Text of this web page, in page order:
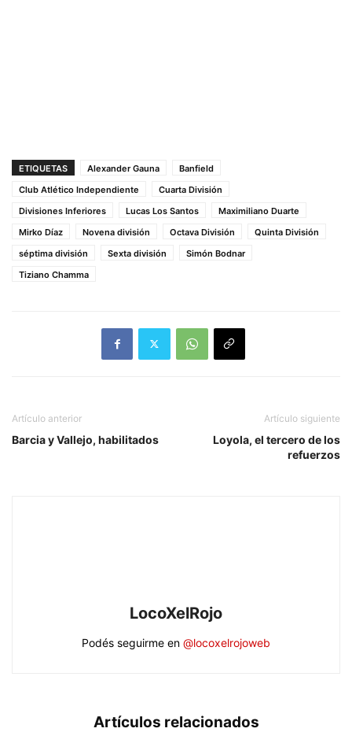
ETIQUETAS Alexander Gauna
Banfield
Club Atlético Independiente
Cuarta División
Divisiones Inferiores
Lucas Los Santos
Maximiliano Duarte
Mirko Díaz
Novena división Octava División
Quinta División
séptima división
Sexta división
Simón Bodnar
Tiziano Chamma
Artículo anterior
Barcia y Vallejo, habilitados
Artículo siguiente
Loyola, el tercero de los
refuerzos
LocoXelRojo
Podés seguirme en @locoxelrojoweb
Artículos relacionados